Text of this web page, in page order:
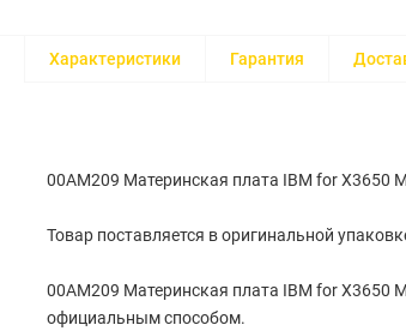
Характеристики Гарантия
00AM209 Материнская плата IBM for X3650
Товар поставляется в оригинальной
00AM209 Материнская плата IBM for X3650
официальным способом.